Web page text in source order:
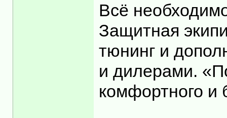
Всё
Защитная
тюнинг и
и дилерами.
комфортного и